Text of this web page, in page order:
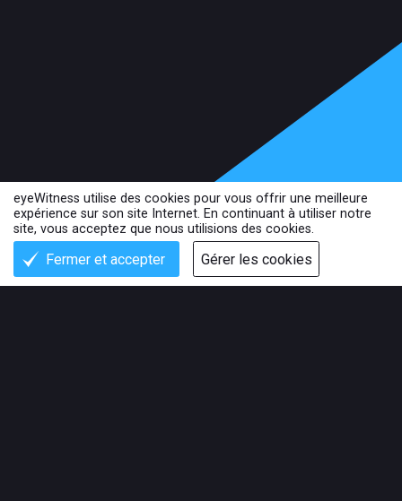
eyeWitness utilise des cookies pour vous offrir une meilleure
expérience sur son site Internet. En continuant à utiliser notre
site, vous acceptez que nous utilisions des cookies.
Fermer et accepter Gérer les cookies